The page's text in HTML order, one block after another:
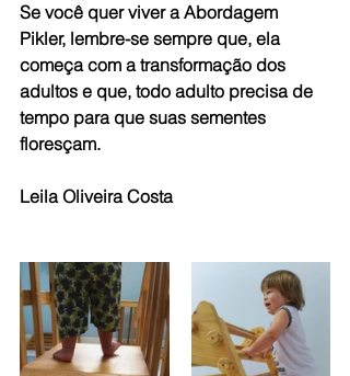
Se você quer viver a Abordagem
Pikler, lembre-se sempre que, ela
começa com a transformação dos
adultos e que, todo adulto precisa de
tempo para que suas sementes
floresçam.
Leila Oliveira Costa